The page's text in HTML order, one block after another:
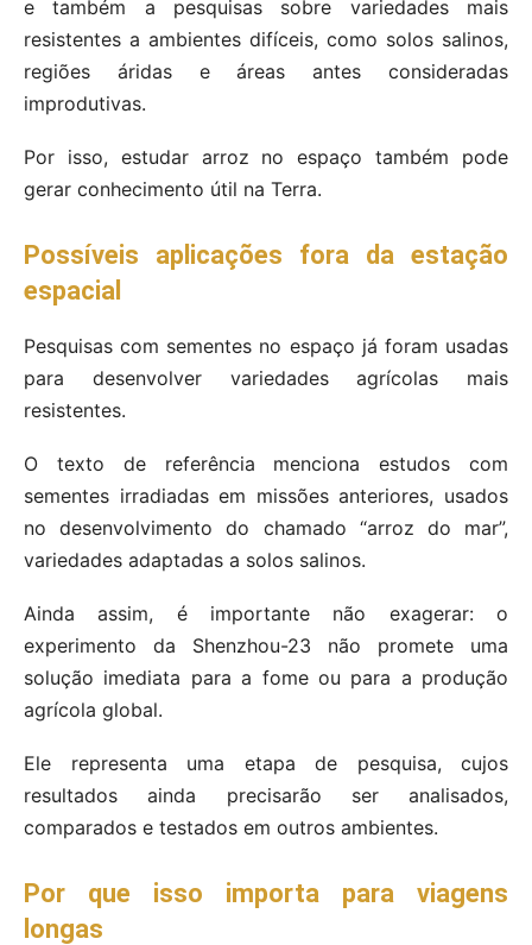
e também a pesquisas sobre variedades mais
resistentes a ambientes difíceis, como solos salinos,
regiões áridas e áreas antes consideradas
improdutivas.
Por isso, estudar arroz no espaço também pode
gerar conhecimento útil na Terra.
Possíveis aplicações fora da estação
espacial
Pesquisas com sementes no espaço já foram usadas
para desenvolver variedades agrícolas mais
resistentes.
O texto de referência menciona estudos com
sementes irradiadas em missões anteriores, usados
no desenvolvimento do chamado “arroz do mar”,
variedades adaptadas a solos salinos.
Ainda assim, é importante não exagerar: o
experimento da Shenzhou-23 não promete uma
solução imediata para a fome ou para a produção
agrícola global.
Ele representa uma etapa de pesquisa, cujos
resultados ainda precisarão ser analisados,
comparados e testados em outros ambientes.
Por que isso importa para viagens
longas